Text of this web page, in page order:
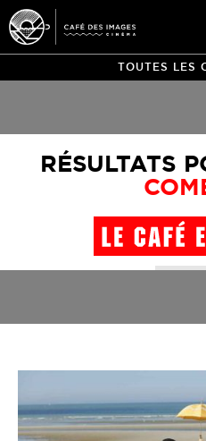
CAFÉ
ÉDUCATION
TOUTES LES
RÉSULTATS